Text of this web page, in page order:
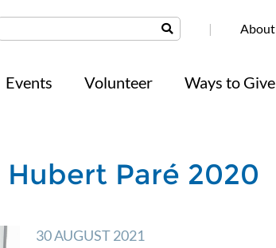
| About
Events Volunteer Ways to Give
Paré 2020
30 AUGUST 2021